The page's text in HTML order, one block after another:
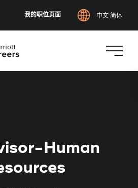
我的职位页面 中文 简体
Human